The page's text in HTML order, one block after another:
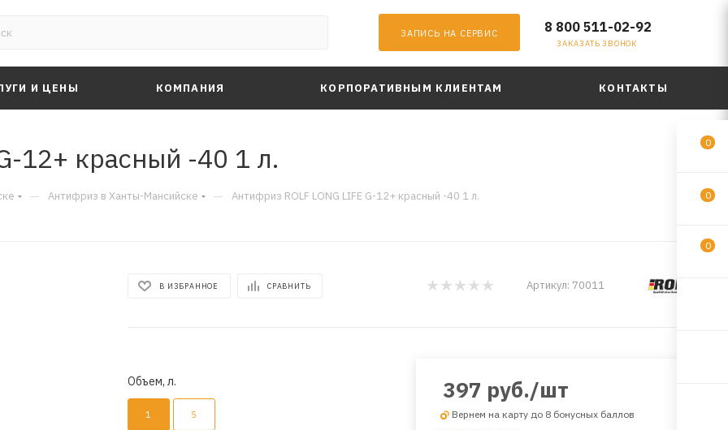
ЗАПИСЬ НА СЕРВИС 8 800 511-02-92
ЗАКАЗАТЬ ЗВОНОК
И ЦЕНЫ КОМПАНИЯ КОРПОРАТИВНЫМ КЛИЕНТАМ КОНТАКТЫ
12+ красный -40 1 л.
— Антифриз в Ханты-Мансийске — Антифриз ROLF LONG LIFE G-12+ красный -40 1 л.
В ИЗБРАННОЕ СРАВНИТЬ Артикул: 70011
Объем, л.
1 5
397 руб./шт
Вернем на карту до 8 бонусных баллов
0
0
0